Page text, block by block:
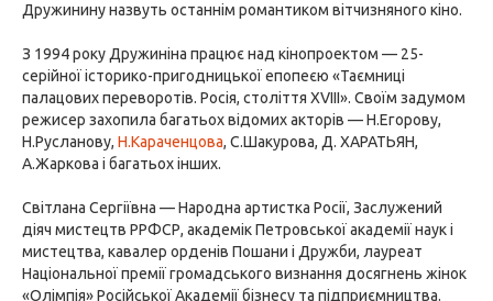
Дружинину назвуть останнім романтиком вітчизняного кіно.
З 1994 року Дружиніна працює над кінопроектом — 25-
серійної історико-пригодницької епопеєю «Таємниці
палацових переворотів. Росія, століття XVIII». Своїм задумом
режисер захопила багатьох відомих акторів — Н.Егорову,
Н.Русланову, Н.Караченцова, С.Шакурова, Д. ХАРАТЬЯН,
А.Жаркова і багатьох інших.
Світлана Сергіївна — Народна артистка Росії, Заслужений
діяч мистецтв РРФСР, академік Петровської академії наук і
мистецтва, кавалер орденів Пошани і Дружби, лауреат
Національної премії громадського визнання досягнень жінок
«Олімпія» Російської Академії бізнесу та підприємництва.